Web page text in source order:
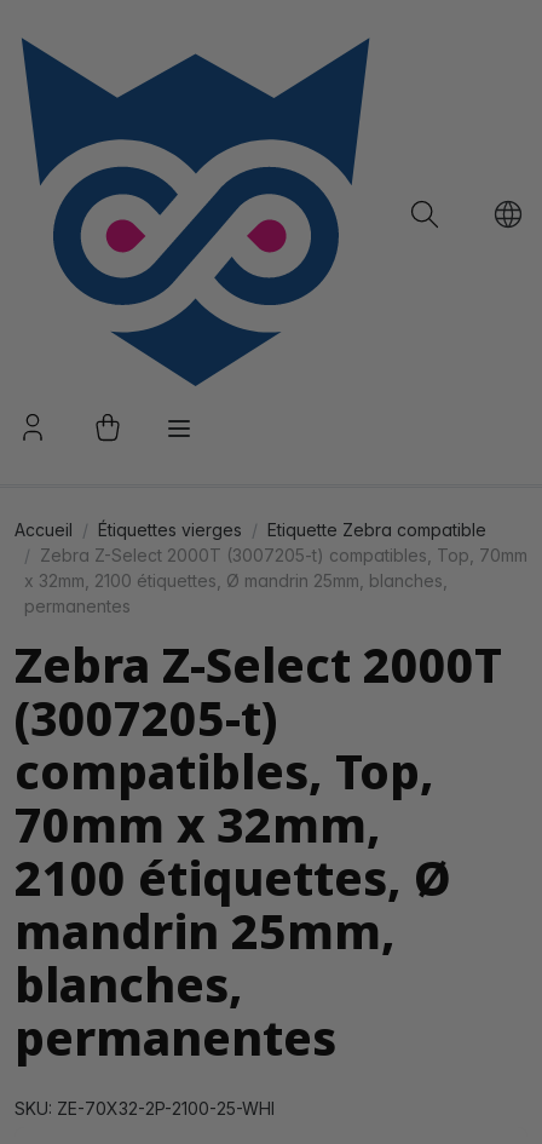
Accueil Étiquettes vierges
Etiquette Zebra compatible
Zebra Z-Select 2000T (3007205-t) compatibles, Top, 70mm
x 32mm, 2100 étiquettes, Ø mandrin 25mm, blanches,
permanentes
Zebra Z-Select 2000T
(3007205-t)
compatibles, Top,
70mm x 32mm,
2100 étiquettes, Ø
mandrin 25mm,
blanches,
permanentes
SKU: ZE-70X32-2P-2100-25-WHI